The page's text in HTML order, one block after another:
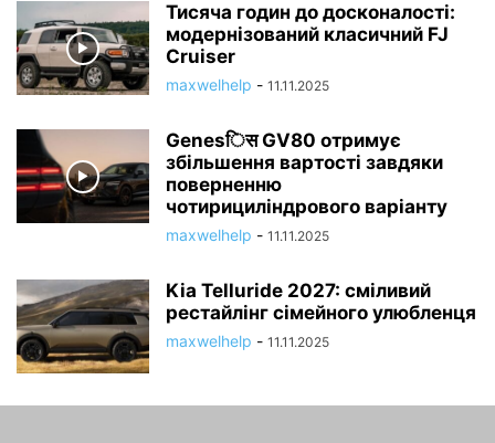
Тисяча годин до досконалості:
модернізований класичний FJ
Cruiser
maxwelhelp - 11.11.2025
Genesिस GV80 отримує
збільшення вартості завдяки
поверненню
чотирициліндрового варіанту
maxwelhelp - 11.11.2025
Kia Telluride 2027: сміливий
рестайлінг сімейного улюбленця
maxwelhelp - 11.11.2025